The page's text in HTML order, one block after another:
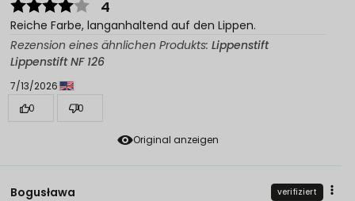
Original anzeigen
4
Reiche Farbe, langanhaltend auf den Lippen.
Rezension eines ähnlichen Produkts: Lippenstift
Lippenstift NF 126
7/13/2026
0
0
Bogusława verifiziert